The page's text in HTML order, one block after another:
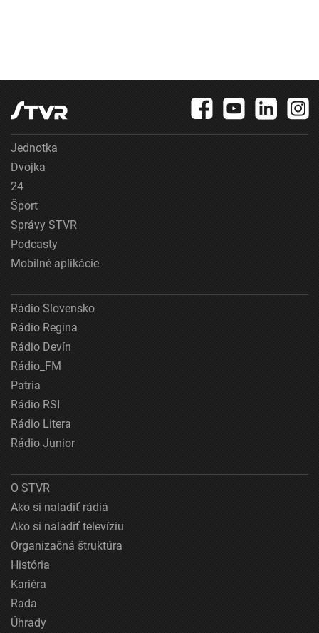
Jednotka
Dvojka
24
Šport
Správy STVR
Podcasty
Mobilné aplikácie
Rádio Slovensko
Rádio Regina
Rádio Devín
Rádio_FM
Patria
Rádio RSI
Rádio Litera
Rádio Junior
O STVR
Ako si naladiť rádiá
Ako si naladiť televíziu
Organizačná štruktúra
História
Kariéra
Rada
Úhrady